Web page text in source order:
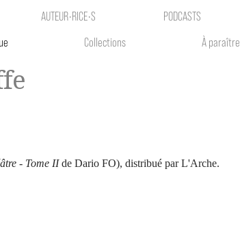
Collections À paraître
AUTEUR•RICE•S PODCASTS
- Tome IIde Dario FO), distribué par L'Arche.